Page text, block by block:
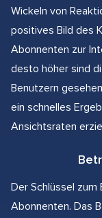
Wickeln von
positives Bild des
Abonnenten zur
desto höher sind
Benutzern
ein schnelles
Ansichtsraten
Der Schlüssel zum
Abonnenten. Das